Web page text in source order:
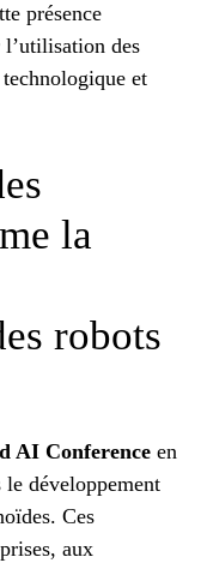
présence
des
et
la
robots
AI Conference en
développement
Ces
aux